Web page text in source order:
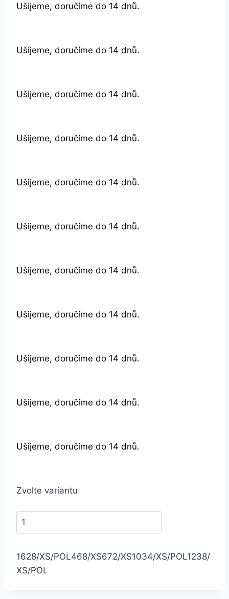
Ušijeme, doručíme do 14 dnů.
Ušijeme, doručíme do 14 dnů.
Ušijeme, doručíme do 14 dnů.
Ušijeme, doručíme do 14 dnů.
Ušijeme, doručíme do 14 dnů.
Ušijeme, doručíme do 14 dnů.
Ušijeme, doručíme do 14 dnů.
Ušijeme, doručíme do 14 dnů.
Ušijeme, doručíme do 14 dnů.
Ušijeme, doručíme do 14 dnů.
Ušijeme, doručíme do 14 dnů.
Zvolte variantu
1628/XS/POL468/XS672/XS1034/XS/POL1238/
XS/POL